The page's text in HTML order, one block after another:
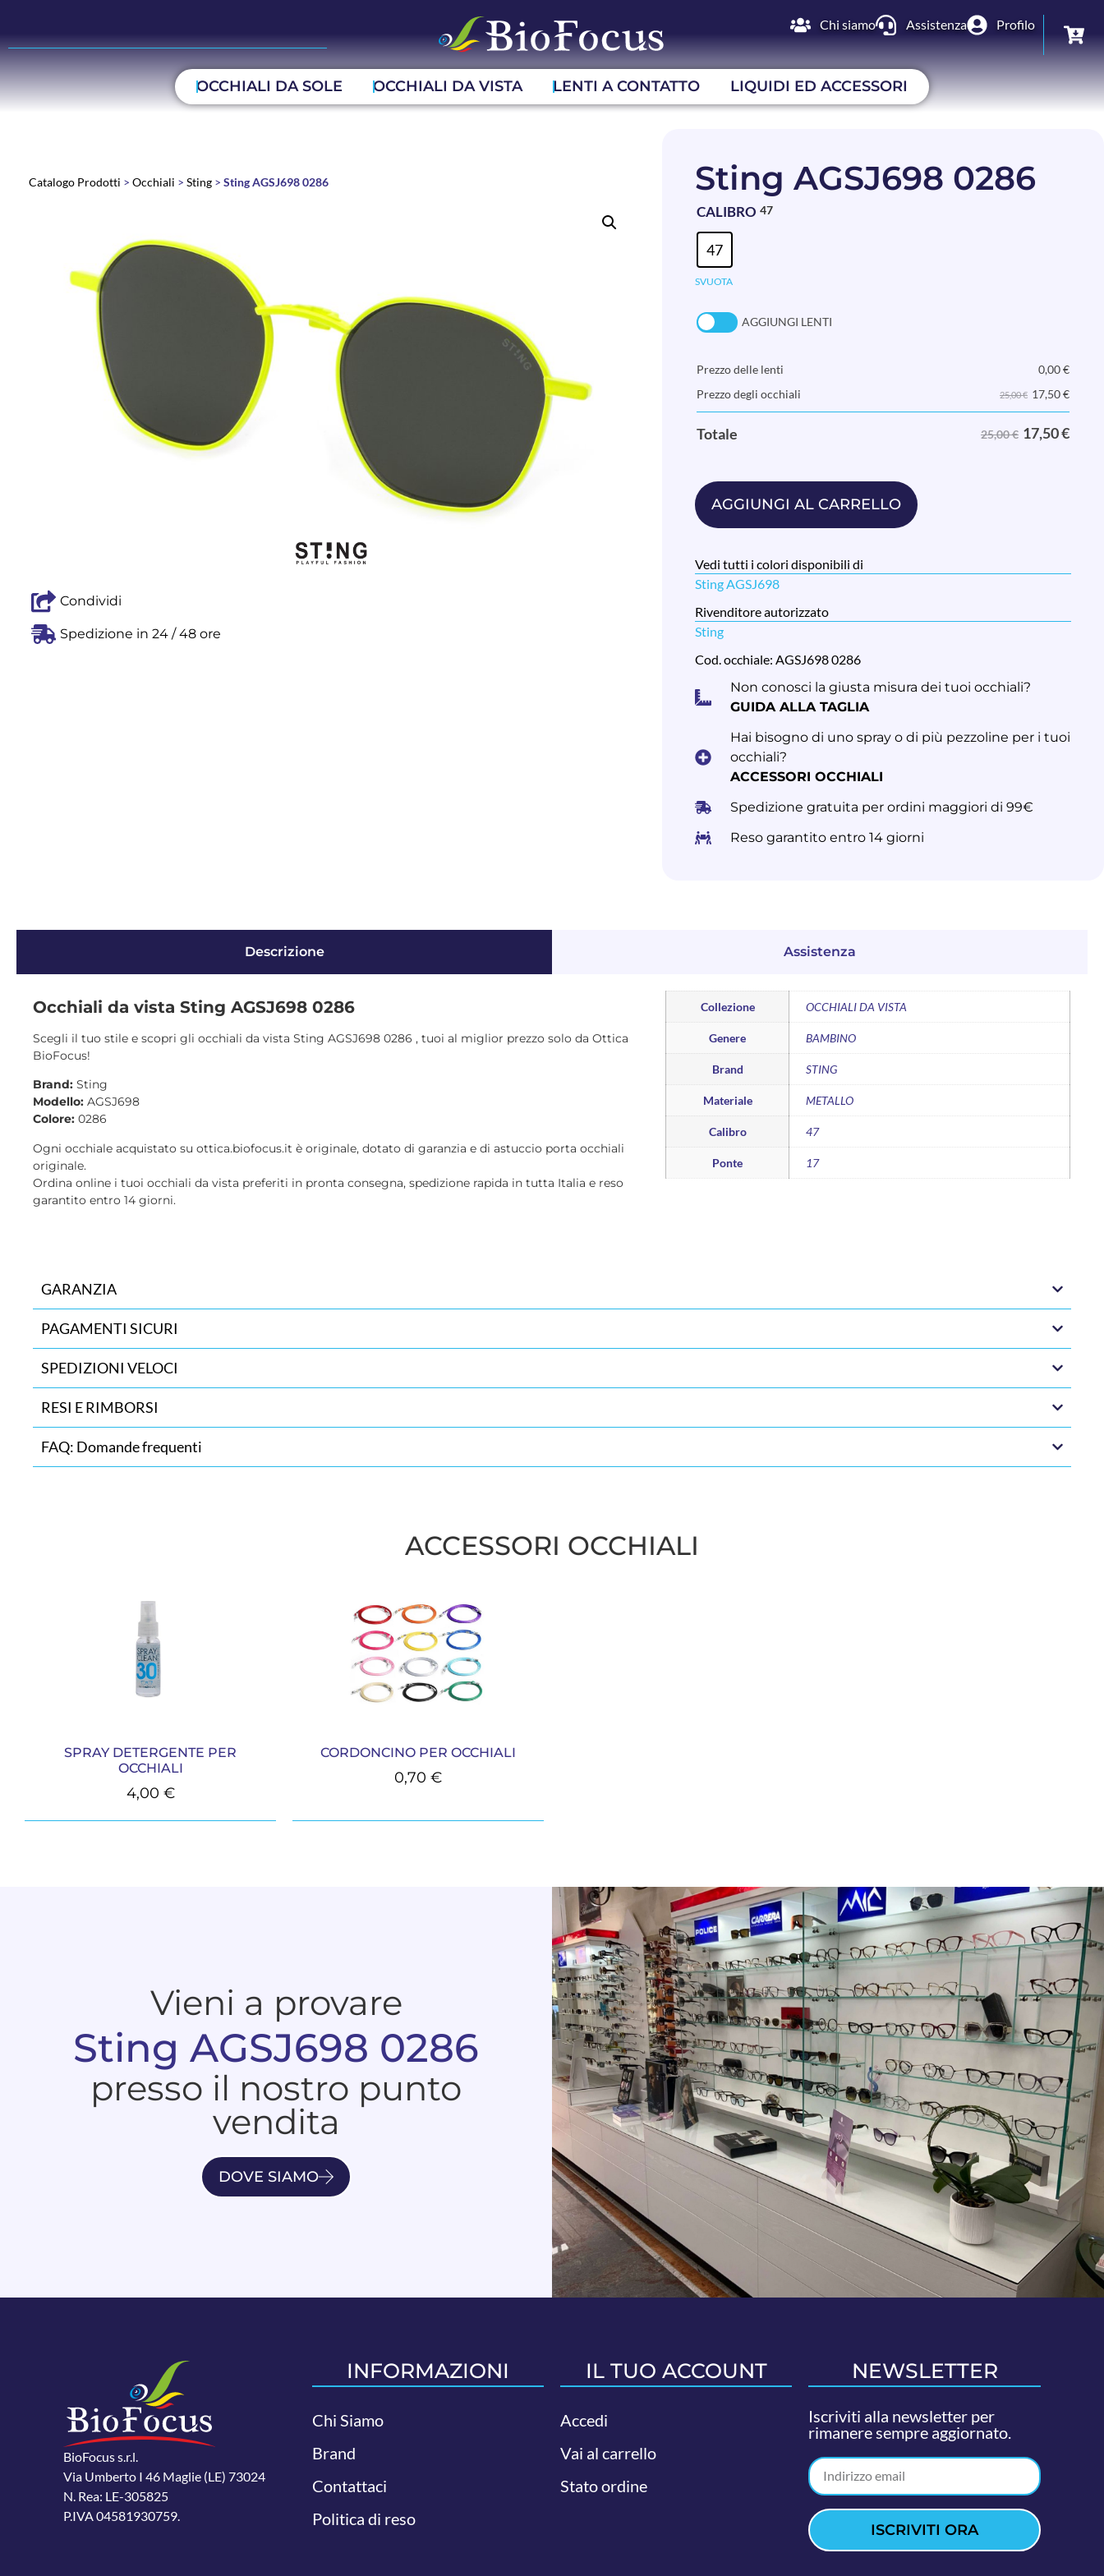
Chi siamo Assistenza Profilo
OCCHIALI DA SOLE OCCHIALI DA VISTA LENTI A CONTATTO LIQUIDI ED ACCESSORI
Catalogo Prodotti > Occhiali > Sting > Sting AGSJ698 0286
Condividi
Spedizione in 24 / 48 ore
Sting AGSJ698 0286
CALIBRO 47
47
SVUOTA
AGGIUNGI LENTI
Prezzo delle lenti 0,00€
Prezzo degli occhiali
25,00 € 17,50€
Totale 25,00 € 17,50€
AGGIUNGI AL CARRELLO
Vedi tutti i colori disponibili di
Sting AGSJ698
Rivenditore autorizzato
Sting
Cod. occhiale: AGSJ698 0286
Non conosci la giusta misura dei tuoi occhiali?
GUIDA ALLA TAGLIA
Hai bisogno di uno spray o di più pezzoline per i tuoi
occhiali?
ACCESSORI OCCHIALI
Spedizione gratuita per ordini maggiori di 99€
Reso garantito entro 14 giorni
Descrizione Assistenza
Occhiali da vista Sting AGSJ698 0286
Scegli il tuo stile e scopri gli occhiali da vista Sting AGSJ698 0286 , tuoi al miglior prezzo solo da Ottica
BioFocus!
Brand: Sting
Modello: AGSJ698
Colore: 0286
Ogni occhiale acquistato su ottica.biofocus.it è originale, dotato di garanzia e di astuccio porta occhiali
originale.
Ordina online i tuoi occhiali da vista preferiti in pronta consegna, spedizione rapida in tutta Italia e reso
garantito entro 14 giorni.
Collezione OCCHIALI DA VISTA
Genere BAMBINO
Brand STING
Materiale METALLO
Calibro 47
Ponte 17
GARANZIA
PAGAMENTI SICURI
SPEDIZIONI VELOCI
RESI E RIMBORSI
FAQ: Domande frequenti
ACCESSORI OCCHIALI
SPRAY DETERGENTE PER
OCCHIALI
4,00 €
CORDONCINO PER OCCHIALI
0,70 €
Vieni a provare
Sting AGSJ698 0286
presso il nostro punto
vendita
DOVE SIAMO
BioFocus s.r.l.
Via Umberto I 46 Maglie (LE) 73024
N. Rea: LE-305825
P.IVA 04581930759.
INFORMAZIONI
Chi Siamo
Brand
Contattaci
Politica di reso
IL TUO ACCOUNT
Accedi
Vai al carrello
Stato ordine
NEWSLETTER
Iscriviti alla newsletter per
rimanere sempre aggiornato.
ISCRIVITI ORA